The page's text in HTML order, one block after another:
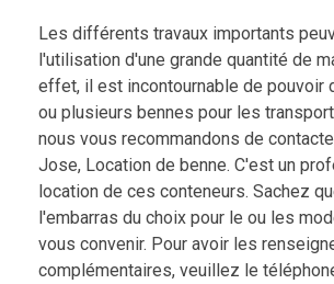
Les différents travaux importants
l'utilisation d'une grande quantité de
effet, il est incontournable de pouvoir
ou plusieurs bennes pour les
nous vous recommandons de
Jose, Location de benne. C'est un
location de ces conteneurs. Sachez
l'embarras du choix pour le ou les
vous convenir. Pour avoir les
complémentaires, veuillez le